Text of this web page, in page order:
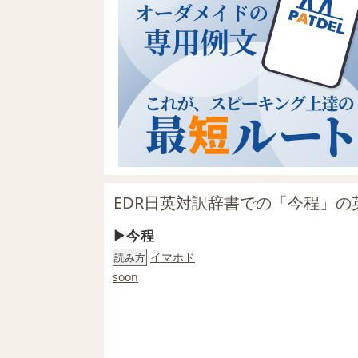
EDR日英対訳辞書での「今程」の
今程
読み方 イマホド
soon